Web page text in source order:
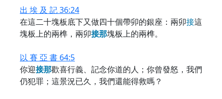
出 埃 及 記 36:24
在這二十塊板底下又做四十個帶卯的銀座：兩卯接這
塊板上的兩榫，兩卯接那塊板上的兩榫。
以 賽 亞 書 64:5
你迎接那歡喜行義、記念你道的人；你曾發怒，我們
仍犯罪；這景況已久，我們還能得救嗎？